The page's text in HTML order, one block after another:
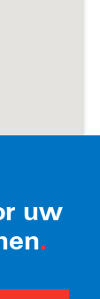
uw
.